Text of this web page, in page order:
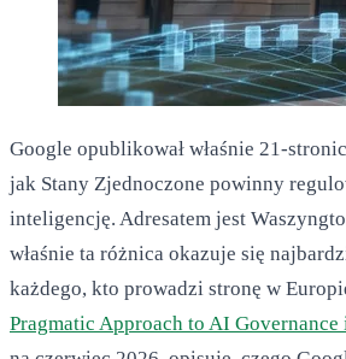
Google opublikował właśnie 21-
jak Stany Zjednoczone powinny
inteligencję. Adresatem jest
właśnie ta różnica okazuje się
każdego, kto prowadzi stronę w
Pragmatic Approach to AI Governance